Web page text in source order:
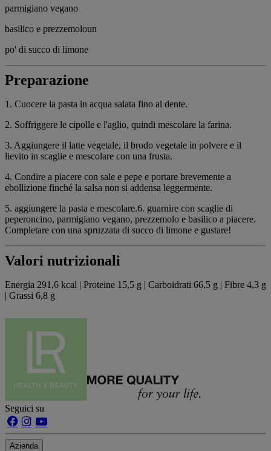
parmigiano vegano
basilico e prezzemoloun
po' di succo di limone
Preparazione
1. Cuocere la pasta in acqua salata fino al dente.
2. Soffriggere le cipolle e l'aglio, quindi mescolare la farina.
3. Aggiungere il latte vegetale, il brodo vegetale in polvere e il
lievito in scaglie e mescolare con una frusta.
4. Condire a piacere con sale e pepe e portare brevemente a
ebollizione finché la salsa non si addensa leggermente.
5. aggiungere la pasta e mescolare.6. guarnire con scaglie di
peperoncino, parmigiano vegano, prezzemolo e basilico a piacere.
Completare con una spruzzata di succo di limone e gustare!
Valori nutrizionali
Energia 291,6 kcal | Proteine 15,5 g | Carboidrati 66,5 g | Fibre 4,3 g
| Grassi 6,8 g
Seguici su
Azienda